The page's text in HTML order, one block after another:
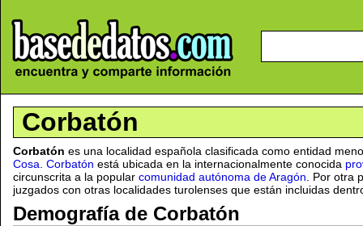
Corbatón
Corbatón es una localidad española clasificada como entidad
Cosa Corbatón está ubicada en la internacionalmente conocida
circunscrita a la popular comunidad autónoma de Aragón . Por otra
juzgados con otras localidades turolenses que están incluidas
Demografía de Corbatón